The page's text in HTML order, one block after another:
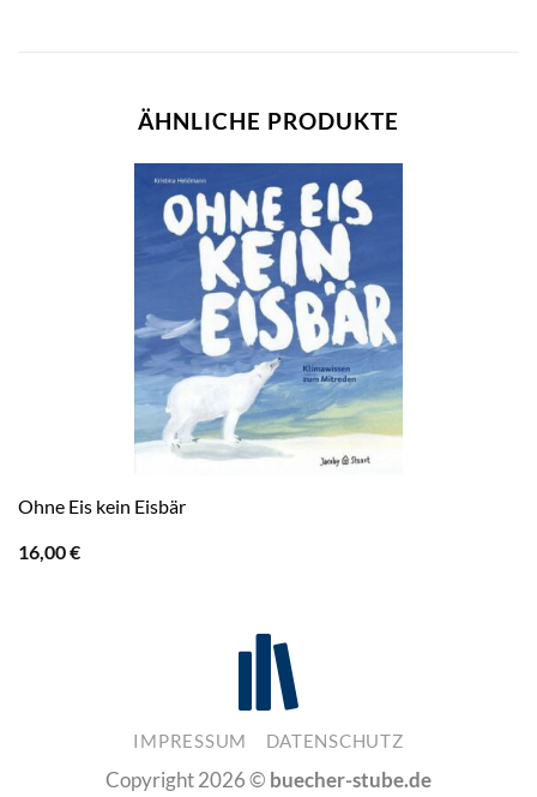
ÄHNLICHE PRODUKTE
Ohne Eis kein Eisbär
16,00€
IMPRESSUM DATENSCHUTZ
Copyright 2026 © buecher-stube.de